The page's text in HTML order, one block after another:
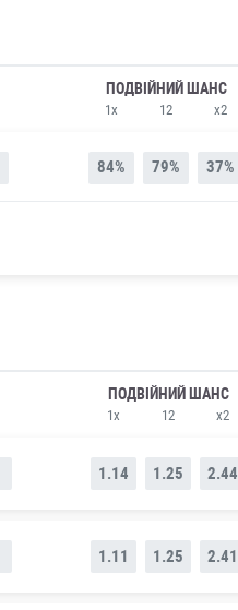
ПОДВІЙНИЙ ШАНС
1x
84%
12
79%
x2
37%
ПОДВІЙНИЙ ШАНС
1x
1.14
12
1.25
x2
2.44
1.11 1.25 2.41